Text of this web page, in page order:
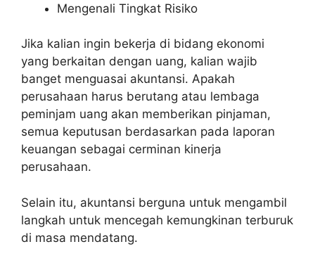
Mengenali Tingkat Risiko
Jika kalian ingin bekerja di bidang ekonomi
yang berkaitan dengan uang, kalian wajib
banget menguasai akuntansi. Apakah
perusahaan harus berutang atau lembaga
peminjam uang akan memberikan pinjaman,
semua keputusan berdasarkan pada laporan
keuangan sebagai cerminan kinerja
perusahaan.
Selain itu, akuntansi berguna untuk mengambil
langkah untuk mencegah kemungkinan terburuk
di masa mendatang.